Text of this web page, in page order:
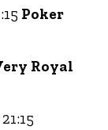
Poker
Royal